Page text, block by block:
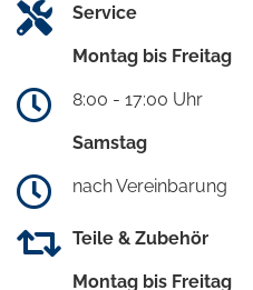
Service
Montag bis Freitag
8:00 - 17:00 Uhr
Samstag
nach Vereinbarung
Teile & Zubehör
Montag bis Freitag